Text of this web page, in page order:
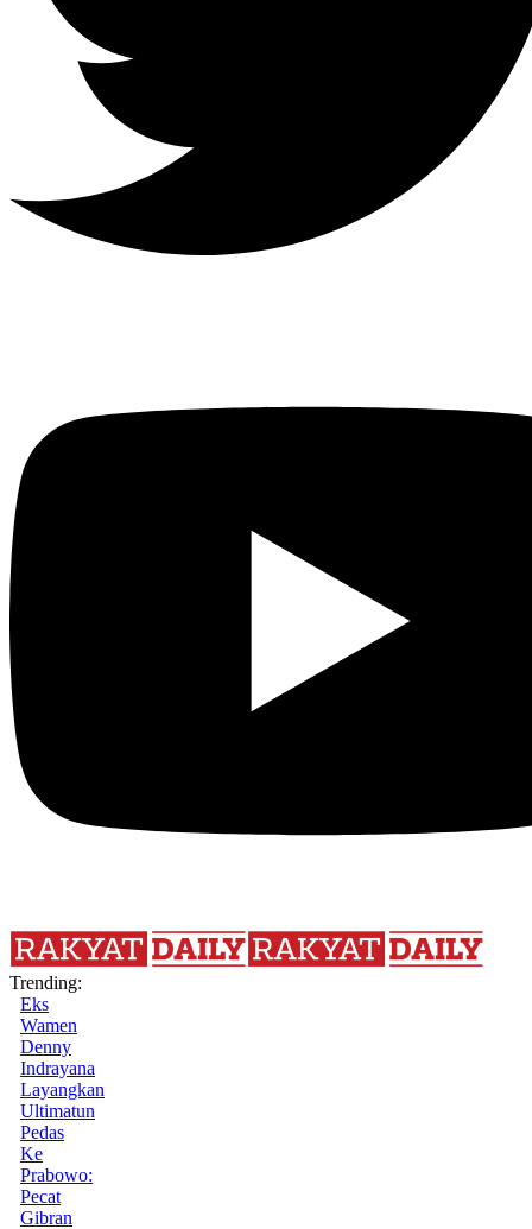
Trending:
Eks
Wamen
Denny
Indrayana
Layangkan
Ultimatun
Pedas
Ke
Prabowo:
Pecat
Gibran